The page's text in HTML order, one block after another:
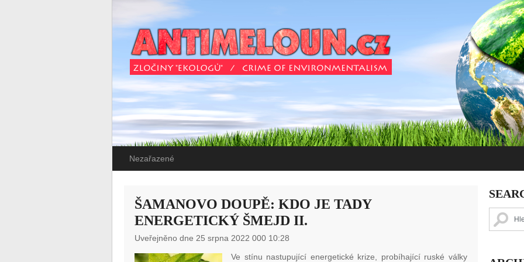
Nezařazené
ŠAMANOVO DOUPĚ: KDO JE TADY
ENERGETICKÝ ŠMEJD II.
Uveřejněno dne 25 srpna 2022 000 10:28
Ve stínu nastupující energetické krize, probíhající ruské války